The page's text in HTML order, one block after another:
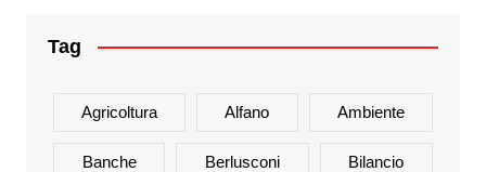
Tag
Agricoltura Alfano Ambiente
Banche Berlusconi Bilancio